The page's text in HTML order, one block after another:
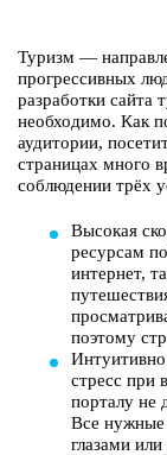
Туризм —
прогрессивных
разработки сайта
необходимо. Как
аудитории,
страницах много
соблюдении трёх
Высокая
ресурсам
интернет,
поэтому
стресс при
порталу не
Все нужные
глазами